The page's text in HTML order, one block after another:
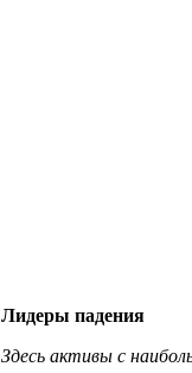
Лидеры падения
Здесь активы с